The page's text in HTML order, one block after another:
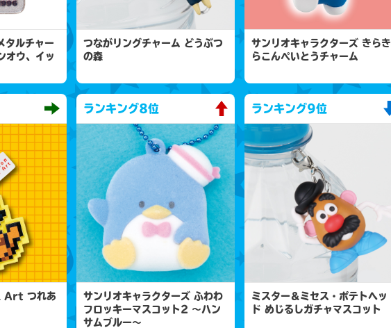
タルチャー
オウ、イッ
つながリングチャーム どうぶつ
の森
サンリオキャラクターズ きらき
らこんぺいとうチャーム
つれあ
ランキング8位
サンリオキャラクターズ ふわわ
フロッキーマスコット2 ～ハン
サムブルー～
ランキング9位
ミスター＆ミセス・ポテトヘッ
ド めじるしガチャマスコット